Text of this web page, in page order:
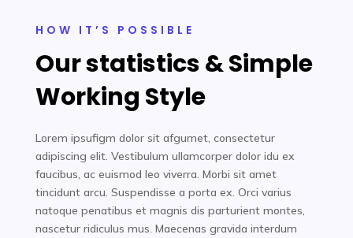
HOW IT’S POSSIBLE
Our statistics & Simple
Working Style
Lorem ipsufigm dolor sit afgumet, consectetur
adipiscing elit. Vestibulum ullamcorper dolor idu ex
faucibus, ac euismod leo viverra. Morbi sit amet
tincidunt arcu. Suspendisse a porta ex. Orci varius
natoque penatibus et magnis dis parturient montes,
nascetur ridiculus mus. Maecenas gravida interdum